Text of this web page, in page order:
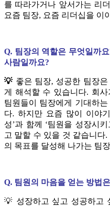
를 따라가거나 앞서가는 리
요즘 팀장, 요즘 리더십을 이
Q. 팀장의 역할은 무엇일까
사람일까요?
💡 좋은 팀장, 성공한 팀장
게 해석할 수 있습니다. 회
팀원들이 팀장에게 기대하
다. 하지만 요즘 많이 이야
성’과 함께 ‘팀원을 성장시
고 말할 수 있을 것 같습니다
의 목표를 달성해 나가는 팀
Q. 팀원의 마음을 얻는 방법
💡 성장하고 싶고 성공하고